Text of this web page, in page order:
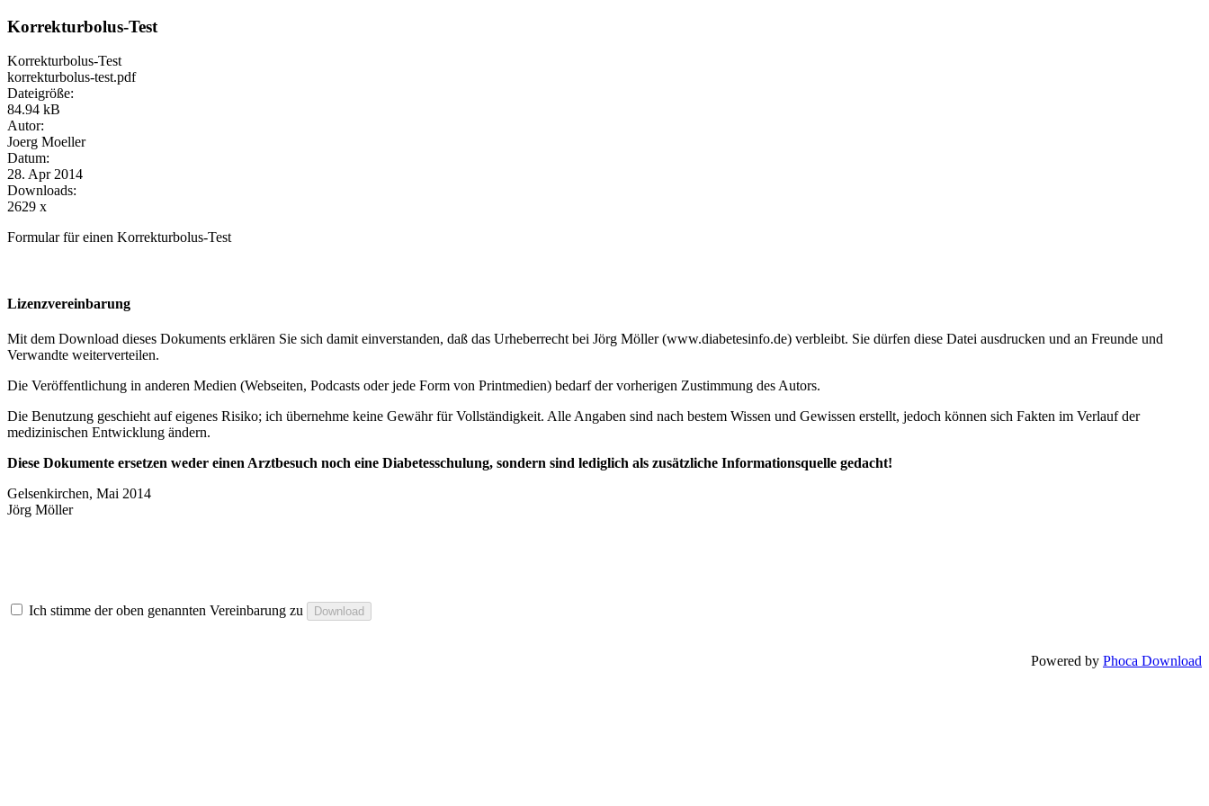
Korrekturbolus-Test
Korrekturbolus-Test
korrekturbolus-test.pdf
Dateigröße:
84.94 kB
Autor:
Joerg Moeller
Datum:
28. Apr 2014
Downloads:
2629 x
Formular für einen Korrekturbolus-Test
Lizenzvereinbarung
Mit dem Download dieses Dokuments erklären Sie sich damit einverstanden, daß das Urheberrecht bei Jörg Möller (www.diabetesinfo.de) verbleibt. Sie dürfen diese Datei ausdrucken und an Freunde und
Verwandte weiterverteilen.
Die Veröffentlichung in anderen Medien (Webseiten, Podcasts oder jede Form von Printmedien) bedarf der vorherigen Zustimmung des Autors.
Die Benutzung geschieht auf eigenes Risiko; ich übernehme keine Gewähr für Vollständigkeit. Alle Angaben sind nach bestem Wissen und Gewissen erstellt, jedoch können sich Fakten im Verlauf der
medizinischen Entwicklung ändern.
Diese Dokumente ersetzen weder einen Arztbesuch noch eine Diabetesschulung, sondern sind lediglich als zusätzliche Informationsquelle gedacht!
Gelsenkirchen, Mai 2014
Jörg Möller
Ich stimme der oben genannten Vereinbarung zu
Powered by Phoca Download